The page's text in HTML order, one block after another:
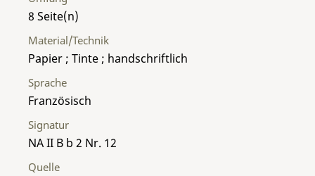
8
Material/Technik
Papier ; Tinte ; handschriftlich
Sprache
Französisch
Signatur
NA II B b 2 Nr. 12
Quelle